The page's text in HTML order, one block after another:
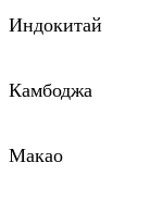
Индокитай
Камбоджа
Макао